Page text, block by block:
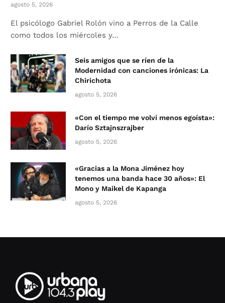
agosto 5, 2026
El psicólogo Gabriel Rolón vino a Perros de la Calle
como todos los miércoles y…
Seis amigos que se ríen de la
Modernidad con canciones irónicas: La
Chirichota
agosto 5, 2026
«Con el tiempo me volví menos egoísta»:
Darío Sztajnszrajber
agosto 5, 2026
«Gracias a la Mona Jiménez hoy
tenemos una banda hace 30 años»: El
Mono y Maikel de Kapanga
agosto 5, 2026